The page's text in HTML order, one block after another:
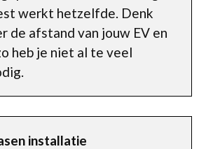
werkt hetzelfde. Denk
de afstand van jouw EV en
heb je niet al te veel
installatie